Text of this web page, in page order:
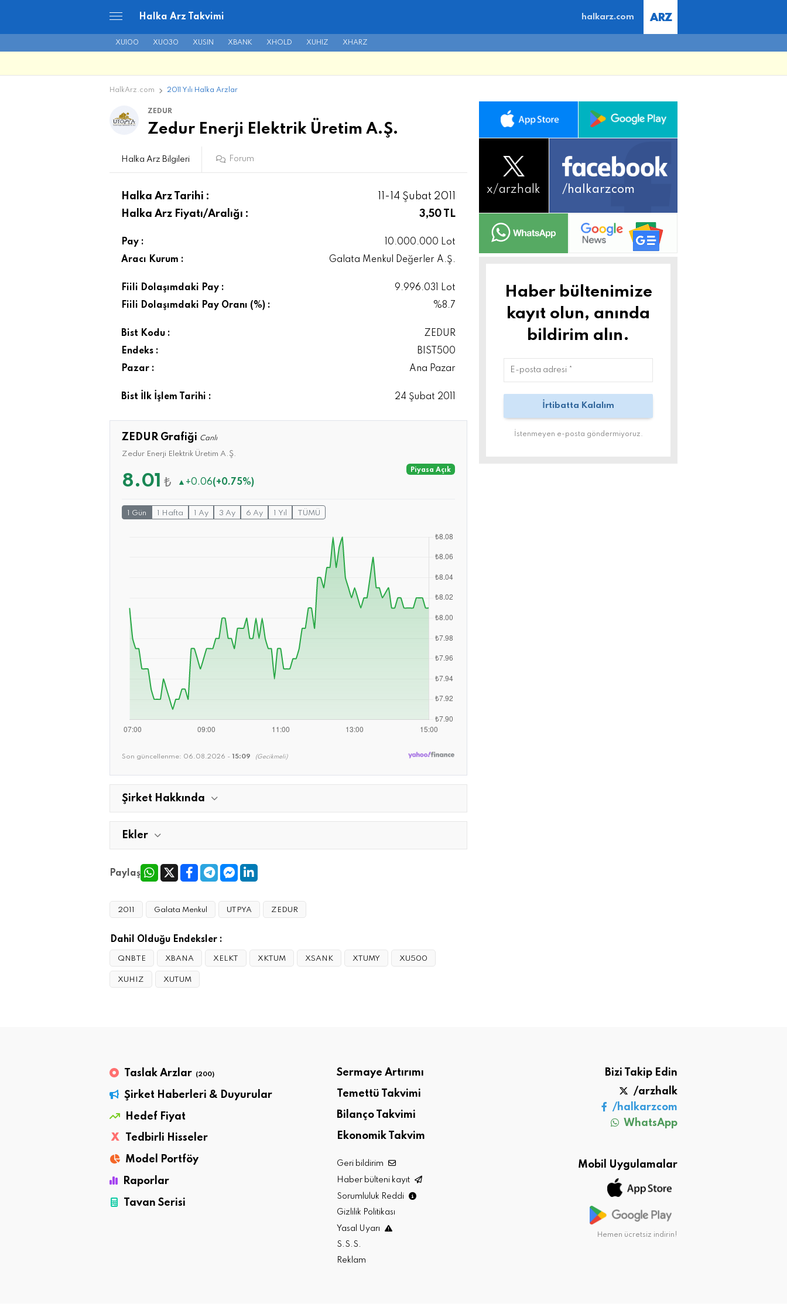
Halka Arz Takvimi halkarz.com
XU100 XU030 XUSIN XBANK XHOLD XUHIZ XHARZ
HalkArz.com 2011 Yılı Halka Arzlar
ZEDUR
Zedur Enerji Elektrik Üretim A.Ş.
Halka Arz Bilgileri Forum
Halka Arz Tarihi :
11-14 Şubat 2011
Halka Arz Fiyatı/Aralığı :
3,50 TL
Pay :
10.000.000 Lot
Aracı Kurum :
Galata Menkul Değerler A.Ş.
Fiili Dolaşımdaki Pay :
9.996.031 Lot
Fiili Dolaşımdaki Pay Oranı (%) :
%8.7
Bist Kodu :
ZEDUR
Endeks :
BIST500
Pazar :
Ana Pazar
Bist İlk İşlem Tarihi : 24 Şubat 2011
ZEDUR Grafiği Canlı
Zedur Enerji Elektrik Üretim A.Ş.
8.01 ₺ ▲ +0.06(+0.75%)
Piyasa Açık
1 Gün 1 Hafta 1 Ay 3 Ay 6 Ay 1 Yıl TÜMÜ
Son güncellenme: 06.08.2026 - 15:09 (Gecikmeli)
Şirket Hakkında
Ekler
Paylaş
2011 Galata Menkul UTPYA ZEDUR
Dahil Olduğu Endeksler :
QNBTE XBANA XELKT XKTUM XSANK XTUMY XU500
XUHIZ XUTUM
x/arzhalk /halkarzcom
Haber bültenimize
kayıt olun, anında
bildirim alın.
İstenmeyen e-posta göndermiyoruz.
Taslak Arzlar (200)
Şirket Haberleri & Duyurular
Hedef Fiyat
X
Tedbirli Hisseler
Model Portföy
Raporlar
Tavan Serisi
Sermaye Artırımı
Temettü Takvimi
Bilanço Takvimi
Ekonomik Takvim
Geri bildirim
Haber bülteni kayıt
Sorumluluk Reddi
Gizlilik Politikası
Yasal Uyarı
S.S.S.
Reklam
Bizi Takip Edin
/arzhalk
/halkarzcom
WhatsApp
Mobil Uygulamalar
Hemen ücretsiz indirin!